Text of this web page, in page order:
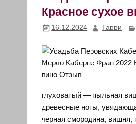
Красное сухое
16.12.2024 Гарри
глуховатый — пыльная
древесные ноты,
черная смородина,